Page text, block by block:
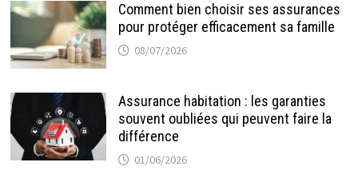
Comment bien choisir ses assurances
pour protéger efficacement sa famille
08/07/2026
Assurance habitation : les garanties
souvent oubliées qui peuvent faire la
différence
01/06/2026